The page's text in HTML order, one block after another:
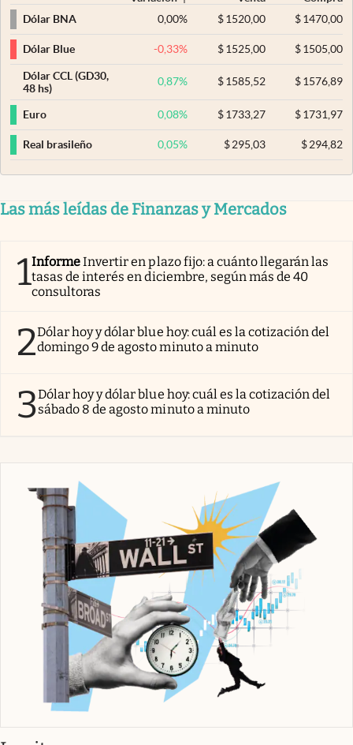
Dólar BNA
0,00% $ 1520,00 $1470,00
Dólar Blue -0,33% $ 1525,00 $1505,00
Dólar CCL (GD30,
48 hs)
0,87% $ 1585,52 $1576,89
Euro 0,08% $ 1733,27 $1731,97
Real brasileño 0,05% $ 295,03 $294,82
Las más leídas de Finanzas y Mercados
1InformeInvertir en plazo fijo: a cuánto llegarán las
tasas de interés en diciembre, según más de 40
consultoras
2Dólar hoy y dólar blue hoy: cuál es la cotización del
domingo 9 de agosto minuto a minuto
3Dólar hoy y dólar blue hoy: cuál es la cotización del
sábado 8 de agosto minuto a minuto